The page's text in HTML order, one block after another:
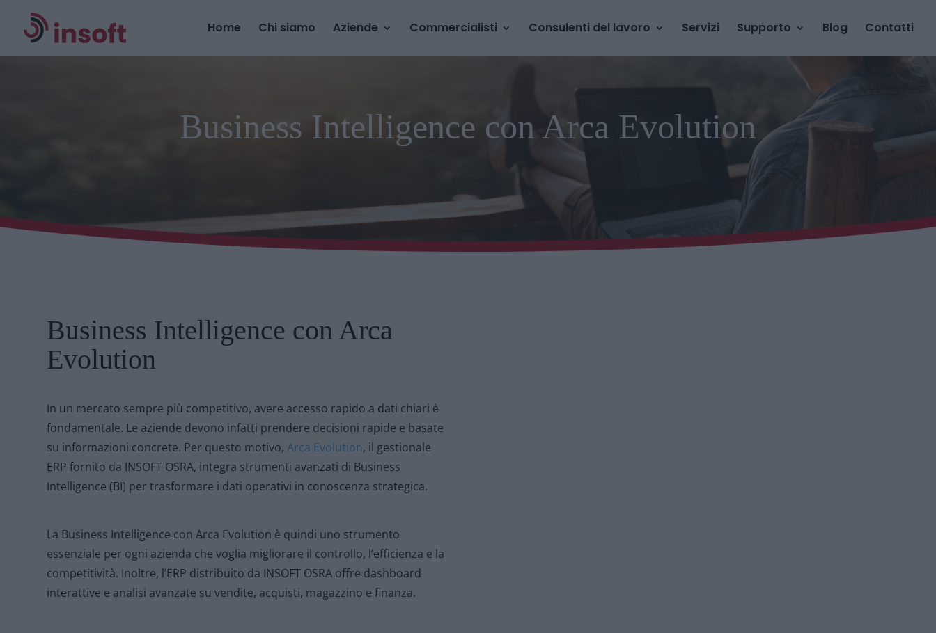
Home Chi siamo Aziende Commercialisti Consulenti del lavoro Servizi Supporto Blog Contatti
Business Intelligence con Arca Evolution
Business Intelligence con Arca
Evolution
In un mercato sempre più competitivo, avere accesso rapido a dati chiari è
fondamentale. Le aziende devono infatti prendere decisioni rapide e basate
su informazioni concrete. Per questo motivo,Arca Evolution, il gestionale
ERP fornito da INSOFT OSRA, integra strumenti avanzati di Business
Intelligence (BI) per trasformare i dati operativi in conoscenza strategica.
La Business Intelligence con Arca Evolution è quindi uno strumento
essenziale per ogni azienda che voglia migliorare il controllo, l’efficienza e la
competitività. Inoltre, l’ERP distribuito da INSOFT OSRA offre dashboard
interattive e analisi avanzate su vendite, acquisti, magazzino e finanza.